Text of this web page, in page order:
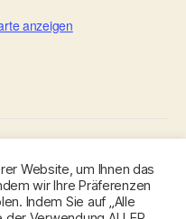
anzeigen
Website, um Ihnen das
wir Ihre Präferenzen
Indem Sie auf „Alle